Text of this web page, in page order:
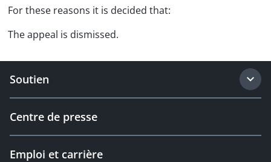
For these reasons it is decided that:
The appeal is dismissed.
Soutien
Centre de presse
Emploi et carrière